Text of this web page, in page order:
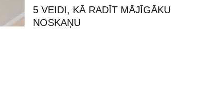
5 VEIDI, KĀ RADĪT MĀJĪGĀKU
NOSKAŅU